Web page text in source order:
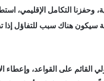
وحفزنا التكامل الإقليمي،
هناك سبب للتفاؤل إذا
القائم على القواعد، وإعطاء